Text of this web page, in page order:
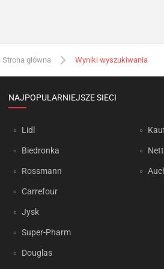
Strona główna Wyniki wyszukiwania
NAJPOPULARNIEJSZE SIECI
Lidl
Biedronka
Rossmann
Carrefour
Jysk
Super-Pharm
Douglas